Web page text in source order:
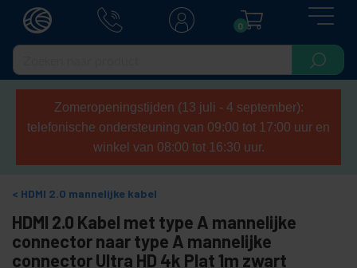
0
Zomeropeningstijden (13 juli - 4 september):
telefonische ondersteuning van 09:00 tot 17:00 uur en
winkel van 08:00 tot 16:30 uur.
HDMI 2.0 mannelijke kabel
HDMI 2.0 Kabel met type A mannelijke
connector naar type A mannelijke
connector Ultra HD 4k Plat 1m zwart